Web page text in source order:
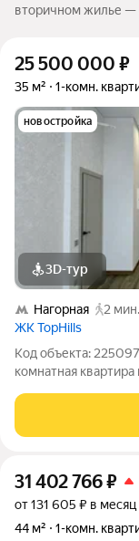
вторичном жилье —
25 500 000 ₽
35 м² 1-комн.
новостройка
3D-тур
Нагорная
2 мин.
ЖК TopHills
Код объекта:
комнатная
округе Москвы. Это
комфорт,
31 402 766₽
от 131 605 ₽ в месяц
44 м²
1-комн.